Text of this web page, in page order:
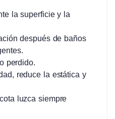
la superficie y la
después de baños
perdido.
reduce la estática y
luzca siempre